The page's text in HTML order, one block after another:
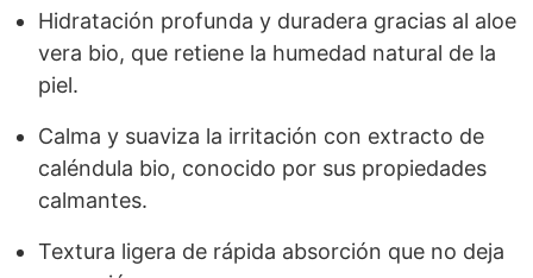
Hidratación profunda y duradera gracias al aloe
vera bio, que retiene la humedad natural de la
piel.
Calma y suaviza la irritación con extracto de
caléndula bio, conocido por sus propiedades
calmantes.
Textura ligera de rápida absorción que no deja